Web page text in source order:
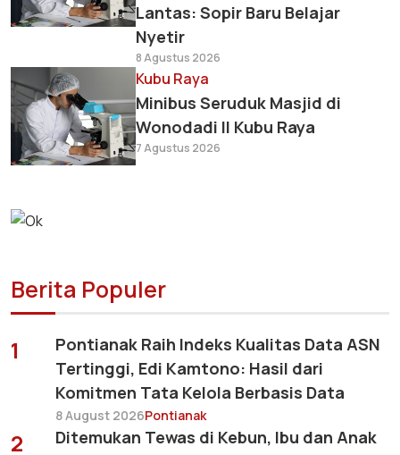
Lantas: Sopir Baru Belajar
Nyetir
8 Agustus 2026
Kubu Raya
Minibus Seruduk Masjid di
Wonodadi II Kubu Raya
7 Agustus 2026
Berita Populer
1
Pontianak Raih Indeks Kualitas Data ASN
Tertinggi, Edi Kamtono: Hasil dari
Komitmen Tata Kelola Berbasis Data
8 August 2026Pontianak
2
Ditemukan Tewas di Kebun, Ibu dan Anak